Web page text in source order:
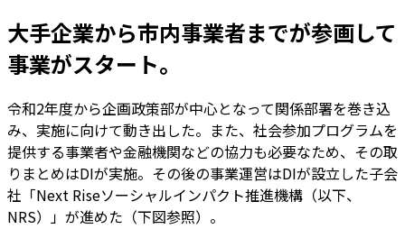
大手企業から市内事業者までが参画して
事業がスタート。
令和2年度から企画政策部が中心となって関係部署を巻き込
み、実施に向けて動き出した。また、社会参加プログラムを
提供する事業者や金融機関などの協力も必要なため、その取
りまとめはDIが実施。その後の事業運営はDIが設立した子会
社「Next Riseソーシャルインパクト推進機構（以下、
NRS）」が進めた（下図参照）。